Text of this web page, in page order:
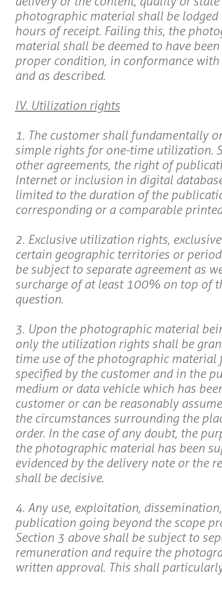
photographic material shall be
hours of receipt. Failing this, the
material shall be deemed to have
proper condition, in conformance
and as described.
IV. Utilization rights
1. The customer shall fundamentally
simple rights for one-time utilization.
other agreements, the right of
Internet or inclusion in digital
limited to the duration of the
corresponding or a comparable
2. Exclusive utilization rights,
certain geographic territories or
be subject to separate agreement as
surcharge of at least 100% on top of
question.
3. Upon the photographic material
only the utilization rights shall be
time use of the photographic material
specified by the customer and in the
medium or data vehicle which has
customer or can be reasonably
the circumstances surrounding the
order. In the case of any doubt, the
the photographic material has been
evidenced by the delivery note or the
shall be decisive.
4. Any use, exploitation,
publication going beyond the scope
Section 3 above shall be subject to
remuneration and require the
written approval. This shall